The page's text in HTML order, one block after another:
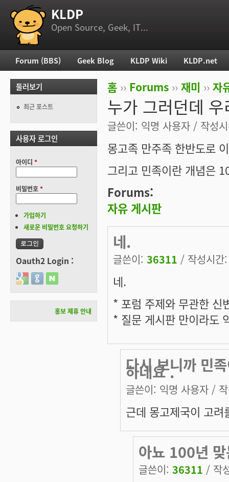
부 메뉴 KLDP
Open Source, Geek, IT...
현재 위치
홈 ›› Forums ›› 재미 ›› 자
누가 그러던데
글쓴이: 익명 사용자 / 작성
몽고족 만주족 한반도로
그리고 민족이란 개념은
Forums:
자유 게시판
네.
글쓴이: 36311 / 작성시
네.
* 포럼 주제와 무관한 신
* 질문 게시판 만이라도
다시 보니까 민
하네요 .
글쓴이: 익명 사용자 /
근데 몽고제국이 고
아뇨 100년
글쓴이: 36311 / 작
주 메뉴
Forum (BBS) Geek Blog KLDP Wiki KLDP.net
둘러보기
최근 포스트
사용자 로그인
아이디 *
비밀번호*
가입하기
새로운 비밀번호 요청하기
Oauth2 Login :
Login with Google
Login with GitHub
Login with Naver
홍보 제휴 안내